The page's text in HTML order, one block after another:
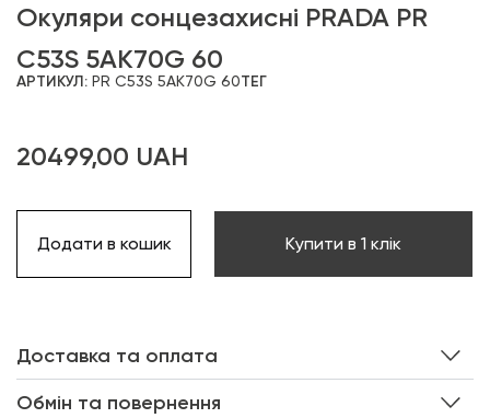
Окуляри сонцезахисні PRADA PR
C53S 5AK70G 60
АРТИКУЛ: PR C53S 5AK70G 60ТЕГ
20499,00 UAH
Додати в кошик Купити в 1 клік
Доставка та оплата
Обмін та повернення